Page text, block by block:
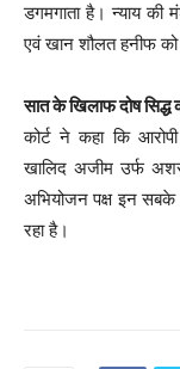
डगमगाता है। न्याय की
एवं खान शौलत हनीफ को
सात के खिलाफ दोष
कोर्ट ने कहा कि
खालिद अजीम उर्फ
अभियोजन पक्ष इन
रहा है।